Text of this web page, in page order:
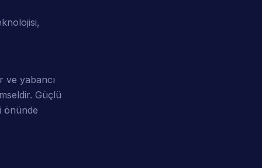
ve yabancı
Güçlü
önünde